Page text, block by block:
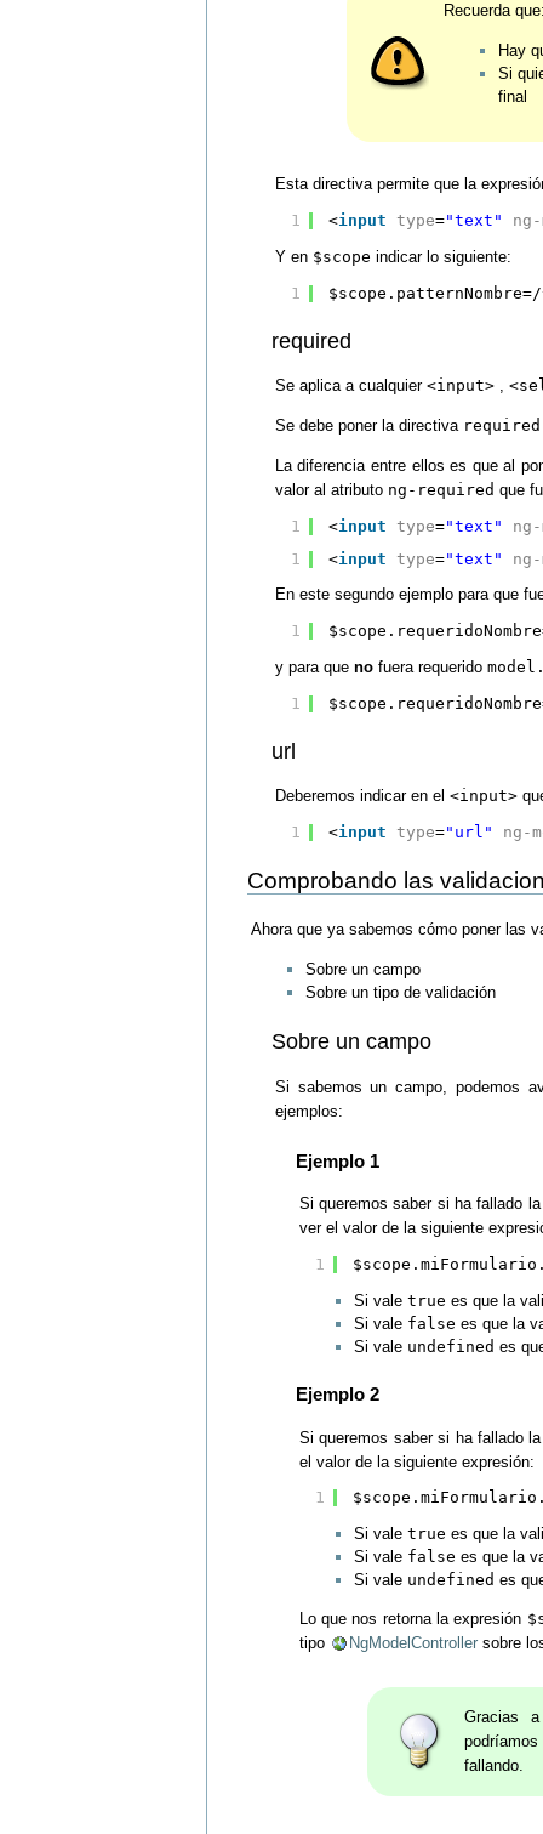
Recuerda
Hay
Si
final
Esta directiva permite que la
1
<input type="text"
Y en $scope indicar lo siguiente:
1
required
Se aplica a cualquier <input>,
Se debe poner la directiva required
La diferencia entre ellos es que al
valor al atributo ng-required que
1
<input type="text"
1
<input type="text"
En este segundo ejemplo para que
1
y para que nofuera requerido
1
url
Deberemos indicar en el <input>
1
<input type="url" ng-
Comprobando las
Ahora que ya sabemos cómo poner las
Sobre un campo
Sobre un tipo de validación
Sobre un campo
Si sabemos un campo, podemos
ejemplos:
Ejemplo 1
Si queremos saber si ha fallado
ver el valor de la siguiente
1
Si vale true es que la
Si vale false es que la
Si vale undefined es
Ejemplo 2
Si queremos saber si ha fallado
el valor de la siguiente expresión:
1
Si vale true es que la
Si vale false es que la
Si vale undefined es
Lo que nos retorna la expresión
tipo
NgModelControllersobre
Gracias
fallando.